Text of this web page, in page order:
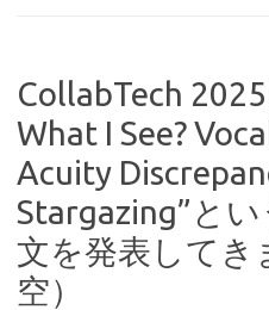
CollabTech
What I See?
Acuity
Stargazing”と
文を発表してき
空）